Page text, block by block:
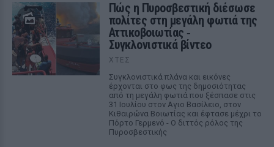
Πώς η Πυροσβεστική διέσωσε
πολίτες στη μεγάλη φωτιά της
Αττικοβοιωτίας ‑
Συγκλονιστικά βίντεο
ΧΤΕΣ
Συγκλονιστικά πλάνα και εικόνες
έρχονται στο φως της δημοσιότητας
από τη μεγάλη φωτιά που ξέσπασε στις
31 Ιουλίου στον Αγιο Βασίλειο, στον
Κιθαιρώνα Βοιωτίας και έφτασε μέχρι το
Πόρτο Γερμενό - Ο διττός ρόλος της
Πυροσβεστικής